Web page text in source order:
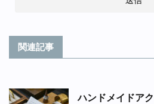
関連記事
ハンドメイドア